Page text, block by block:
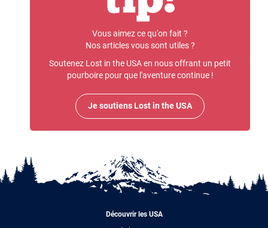
Vous aimez ce qu'on fait ?
Nos articles vous sont utiles ?
Soutenez Lost in the USA en nous offrant un petit
pourboire pour que l'aventure continue !
Je soutiens Lost in the USA
Découvrir les USA